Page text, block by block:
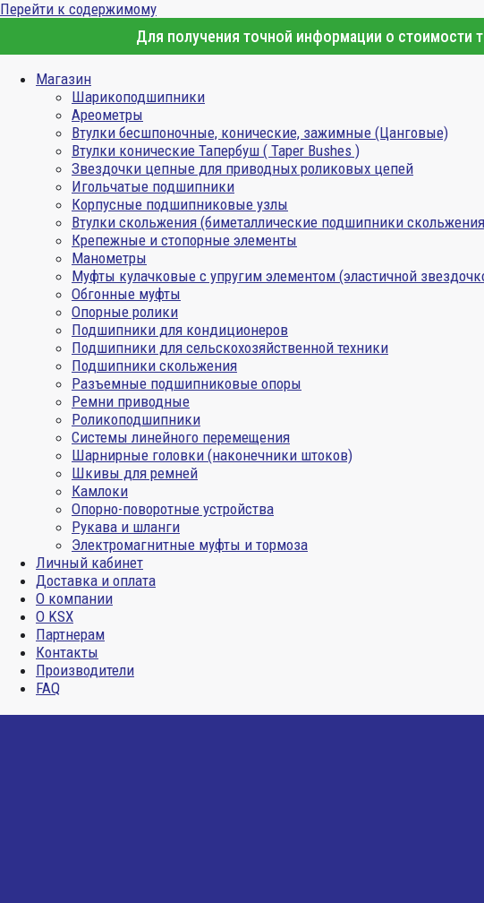
Перейти к содержимому
Для получения точной информации о стоимости
Магазин
Шарикоподшипники
Ареометры
Втулки бесшпоночные, конические, зажимные (Цанговые)
Втулки конические Тапербуш ( Taper Bushes )
Звездочки цепные для приводных роликовых цепей
Игольчатые подшипники
Корпусные подшипниковые узлы
Втулки скольжения (биметаллические подшипники
Крепежные и стопорные элементы
Манометры
Муфты кулачковые с упругим элементом (эластичной
Обгонные муфты
Опорные ролики
Подшипники для кондиционеров
Подшипники для сельскохозяйственной техники
Подшипники скольжения
Разъемные подшипниковые опоры
Ремни приводные
Роликоподшипники
Системы линейного перемещения
Шарнирные головки (наконечники штоков)
Шкивы для ремней
Камлоки
Опорно-поворотные устройства
Рукава и шланги
Электромагнитные муфты и тормоза
Личный кабинет
Доставка и оплата
О компании
О KSX
Партнерам
Контакты
Производители
FAQ